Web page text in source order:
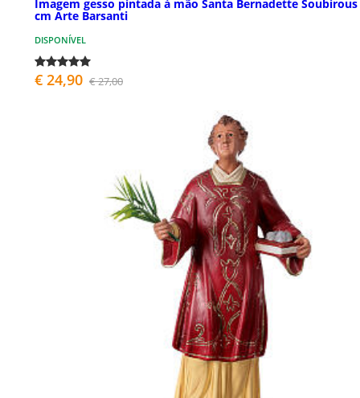
Imagem gesso pintada à mão Santa Bernadette Soubirous
cm Arte Barsanti
DISPONÍVEL
€ 24,90 € 27,00